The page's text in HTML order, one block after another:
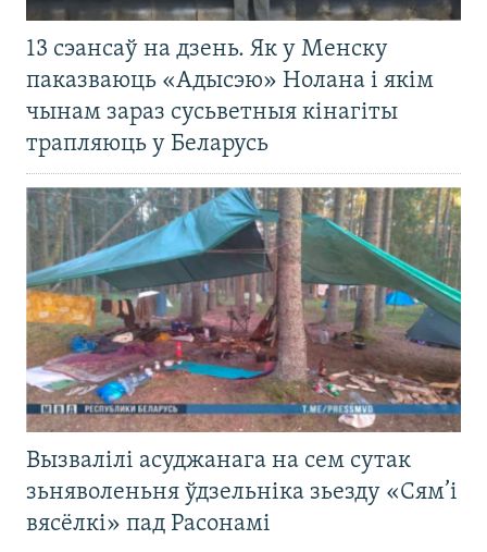
13 сэансаў на дзень. Як у Менску
паказваюць «Адысэю» Нолана і якім
чынам зараз сусьветныя кінагіты
трапляюць у Беларусь
Вызвалілі асуджанага на сем сутак
зьняволеньня ўдзельніка зьезду «Сям’і
вясёлкі» пад Расонамі